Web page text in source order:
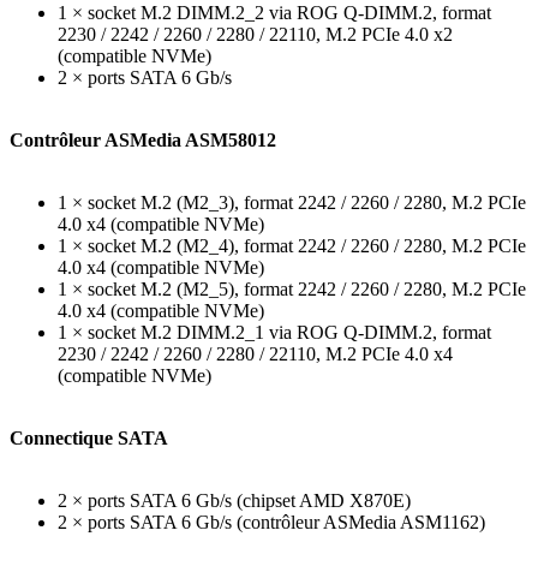
1 × socket M.2 DIMM.2_2 via ROG Q-DIMM.2, format
2230 / 2242 / 2260 / 2280 / 22110, M.2 PCIe 4.0 x2
(compatible NVMe)
2 × ports SATA 6 Gb/s
Contrôleur ASMedia ASM58012
1 × socket M.2 (M2_3), format 2242 / 2260 / 2280, M.2 PCIe
4.0 x4 (compatible NVMe)
1 × socket M.2 (M2_4), format 2242 / 2260 / 2280, M.2 PCIe
4.0 x4 (compatible NVMe)
1 × socket M.2 (M2_5), format 2242 / 2260 / 2280, M.2 PCIe
4.0 x4 (compatible NVMe)
1 × socket M.2 DIMM.2_1 via ROG Q-DIMM.2, format
2230 / 2242 / 2260 / 2280 / 22110, M.2 PCIe 4.0 x4
(compatible NVMe)
Connectique SATA
2 × ports SATA 6 Gb/s (chipset AMD X870E)
2 × ports SATA 6 Gb/s (contrôleur ASMedia ASM1162)